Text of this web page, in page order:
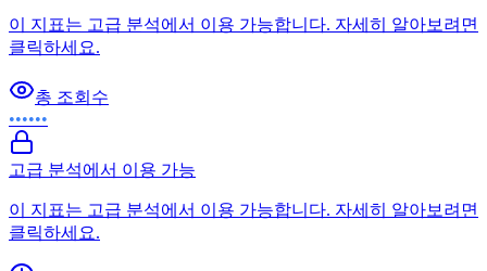
이 지표는 고급 분석에서 이용 가능합니다. 자세히 알아보려면
클릭하세요.
총 조회수
••••••
고급 분석에서 이용 가능
이 지표는 고급 분석에서 이용 가능합니다. 자세히 알아보려면
클릭하세요.